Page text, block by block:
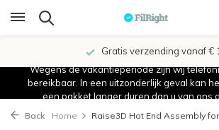
Gratis verzending vanaf €
Wegens de vakantieperiode zijn wij
bereikbaar. In een uitzonderlijk geval kan
een pakket langer duren dan u van ons
Back Home Raise3D Hot End Assembly for